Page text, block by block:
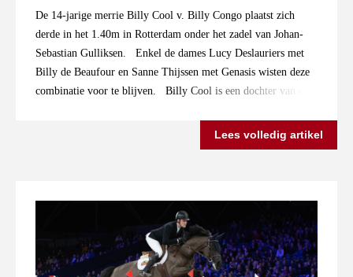
De 14-jarige merrie Billy Cool v. Billy Congo plaatst zich
derde in het 1.40m in Rotterdam onder het zadel van Johan-
Sebastian Gulliksen. Enkel de dames Lucy Deslauriers met
Billy de Beaufour en Sanne Thijssen met Genasis wisten deze
combinatie voor te blijven. Billy Cool is een dochter van de
wereldberoemde hengst Kannan . Bekijk hier de uitslag.
Lees volledig artikel